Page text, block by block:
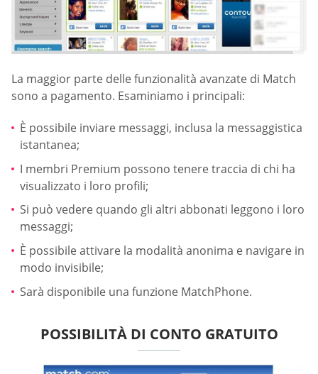
La maggior parte delle funzionalità avanzate di Match
sono a pagamento. Esaminiamo i principali:
È possibile inviare messaggi, inclusa la messaggistica
istantanea;
I membri Premium possono tenere traccia di chi ha
visualizzato i loro profili;
Si può vedere quando gli altri abbonati leggono i loro
messaggi;
È possibile attivare la modalità anonima e navigare in
modo invisibile;
Sarà disponibile una funzione MatchPhone.
POSSIBILITÀ DI CONTO GRATUITO